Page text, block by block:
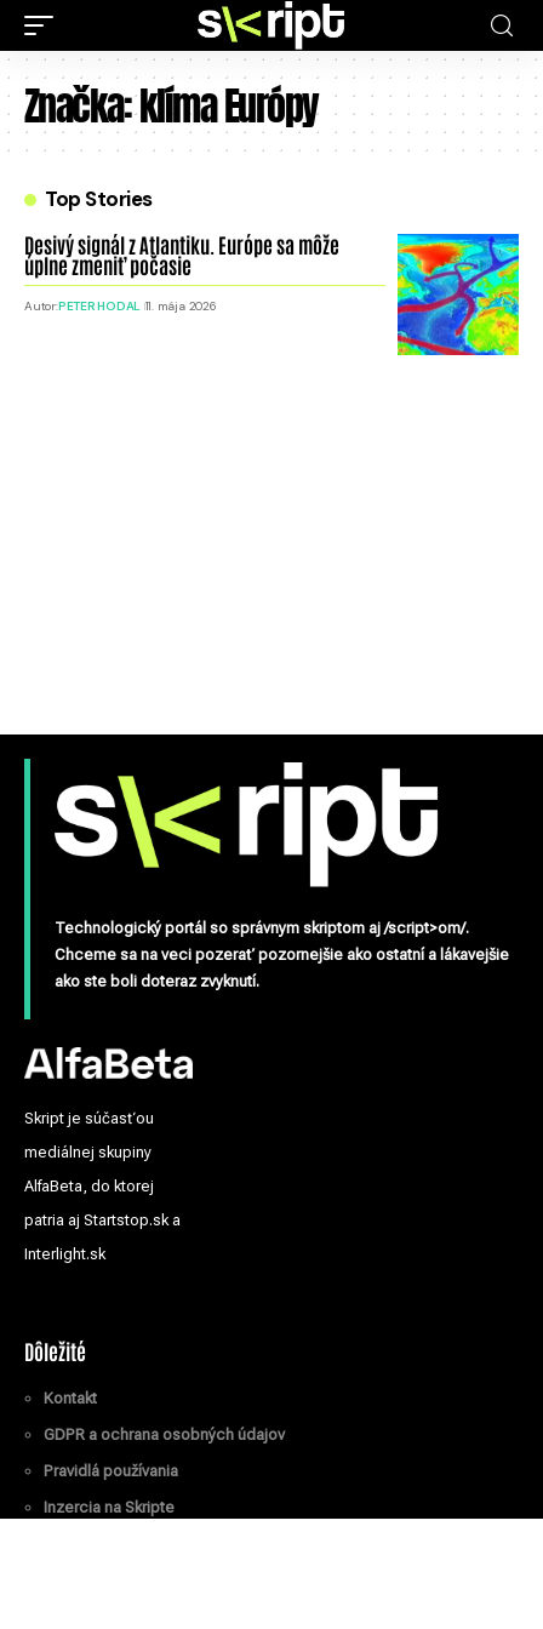
Značka:klíma Európy
Top Stories
Desivý signál z Atlantiku. Európe sa môže
úplne zmeniť počasie
Autor:PETER HODAL 11. mája 2026
Technologický portál so správnym skriptom aj /script>om/.
Chceme sa na veci pozerať pozornejšie ako ostatní a lákavejšie
ako ste boli doteraz zvyknutí.
Skript je súčasťou
mediálnej skupiny
AlfaBeta, do ktorej
patria aj Startstop.sk a
Interlight.sk
Dôležité
Kontakt
GDPR a ochrana osobných údajov
Pravidlá používania
Inzercia na Skripte